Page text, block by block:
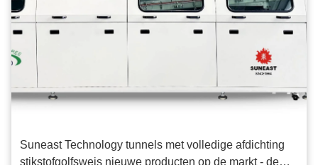
Suneast Technology tunnels met volledige afdichting
stikstofgolfsweis nieuwe producten op de markt - de